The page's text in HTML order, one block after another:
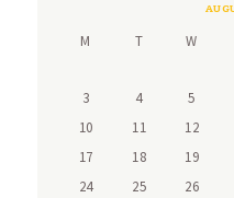
M T W
3
4 5
10
11 12
17
18 19
24
25 26